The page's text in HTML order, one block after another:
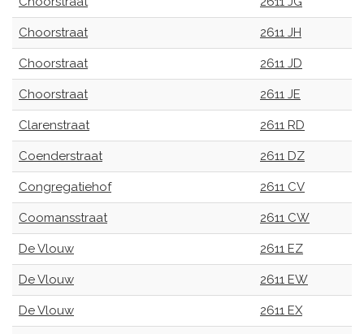
Choorstraat 2611 JH
Choorstraat 2611 JD
Choorstraat 2611 JE
Clarenstraat 2611 RD
Coenderstraat 2611 DZ
Congregatiehof 2611 CV
Coomansstraat 2611 CW
De Vlouw 2611 EZ
De Vlouw 2611 EW
De Vlouw 2611 EX